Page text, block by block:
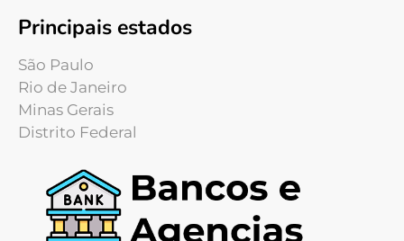
Principais estados
São Paulo
Rio de Janeiro
Minas Gerais
Distrito Federal